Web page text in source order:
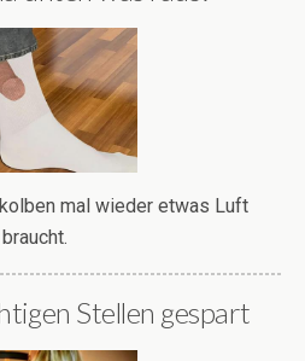
mal wieder etwas Luft
braucht.
Stellen gespart